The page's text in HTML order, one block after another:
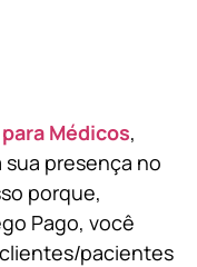
Médicos,
presença no
porque,
Pago, você
pacientes